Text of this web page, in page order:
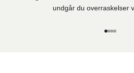
undgår du overraskelser
Gå til
Gå til
Gå til
Gå til